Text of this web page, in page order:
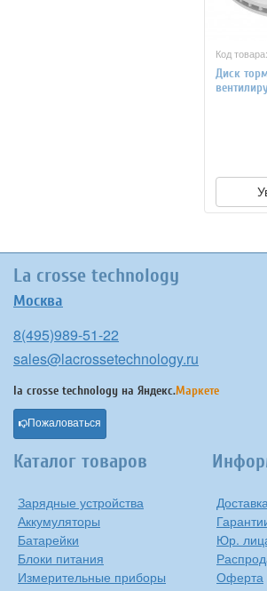
Код товара:
Диск
22273
La crosse technology
Москва
8(495)989-51-22
sales@lacrossetechnology.ru
la crosse technology на Яндекс.Маркете
Пожаловаться
Каталог товаров
Зарядные устройства
Аккумуляторы
Батарейки
Блоки питания
Измерительные приборы
Юр.
Оферта